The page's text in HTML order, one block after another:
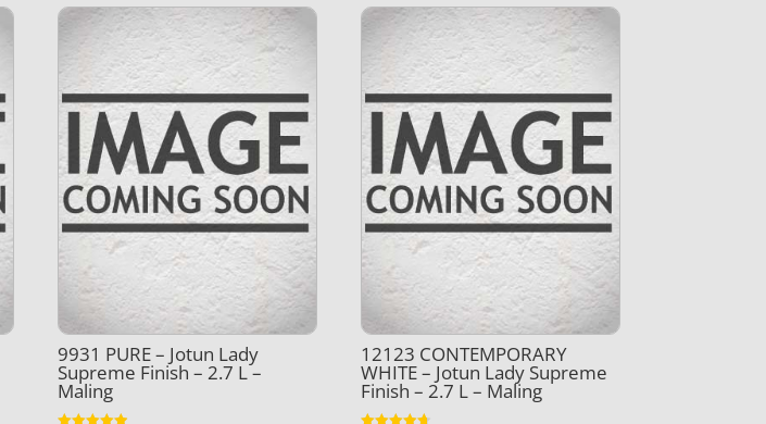
9931 PURE – Jotun Lady
Supreme Finish – 2.7 L –
Maling
12123 CONTEMPORARY
WHITE – Jotun Lady Supreme
Finish – 2.7 L – Maling